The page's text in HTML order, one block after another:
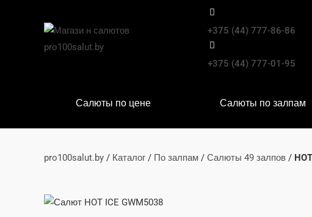
+375 (44) 777-86-86
+375 (44) 777-01-95
Салюты по цене Салюты по залпам
pro100salut.by / Каталог / По залпам / Салюты 49 залпов /